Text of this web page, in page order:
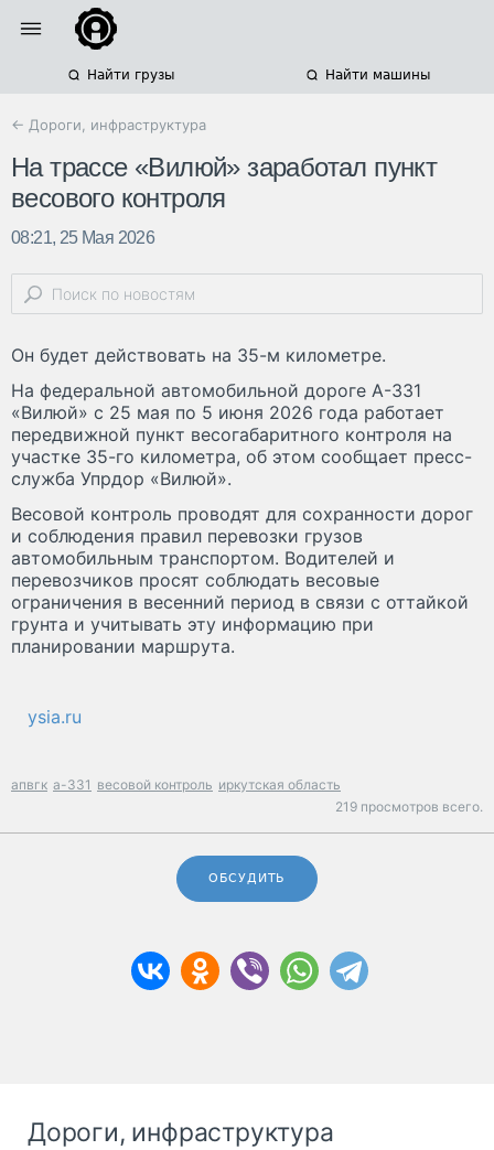
Найти грузы Найти машины
← Дороги, инфраструктура
На трассе «Вилюй» заработал пункт
весового контроля
08:21, 25 Мая 2026
Он будет действовать на 35-м километре.
На федеральной автомобильной дороге А-331
«Вилюй» с 25 мая по 5 июня 2026 года работает
передвижной пункт весогабаритного контроля на
участке 35-го километра, об этом сообщает пресс-
служба Упрдор «Вилюй».
Весовой контроль проводят для сохранности дорог
и соблюдения правил перевозки грузов
автомобильным транспортом. Водителей и
перевозчиков просят соблюдать весовые
ограничения в весенний период в связи с оттайкой
грунта и учитывать эту информацию при
планировании маршрута.
ysia.ru
апвгк а-331 весовой контроль иркутская область
219 просмотров всего.
ОБСУДИТЬ
Дороги, инфраструктура